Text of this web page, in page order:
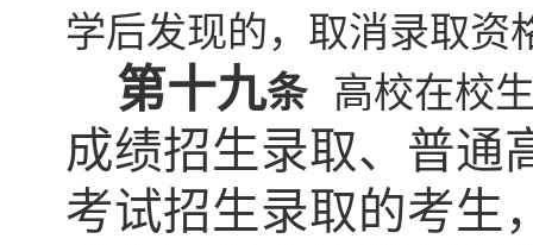
学后发现的，取消录取资
第十九条 高校在校
成绩招生录取、普通
考试招生录取的考生